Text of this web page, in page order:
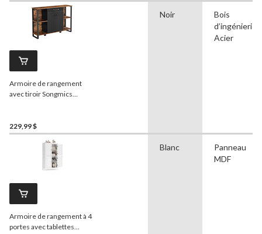
Armoire de rangement
avec tiroir Songmics
229,99 $
Noir
Bois
d’ingénierie,
Acier
Armoire de rangement à 4
portes avec tablettes
Blanc
Panneau
MDF